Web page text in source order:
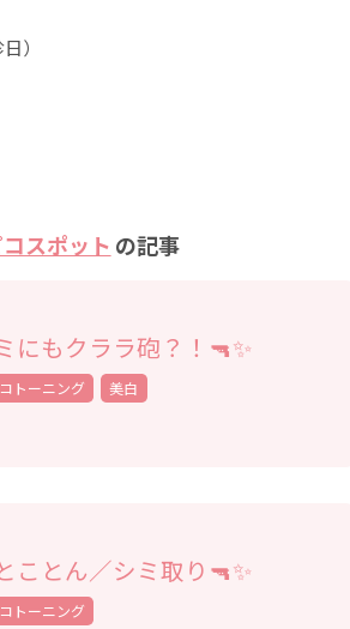
）
スポット の記事
にもクララ砲？！🔫✨
トーニング 美白
ことん／シミ取り🔫✨
トーニング